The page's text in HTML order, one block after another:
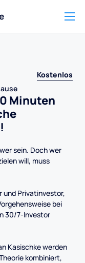
Kostenlos
Minuten
sein. Doch wer
will, muss
und Privatinvestor,
bei
30/7-Investor
Kasischke werden
kombiniert,